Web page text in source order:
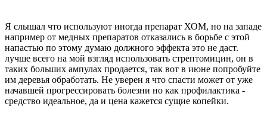
Я слышал что используют иногда препарат ХОМ, но на западе
например от медных препаратов отказались в борьбе с этой
напастью по этому думаю должного эффекта это не даст.
лучше всего на мой взгляд использовать стрептомицин, он в
таких больших ампулах продается, так вот в июне попробуйте
им деревья обработать. Не уверен я что спасти может от уже
начавшей прогрессировать болезни но как профилактика -
средство идеальное, да и цена кажется сущие копейки.